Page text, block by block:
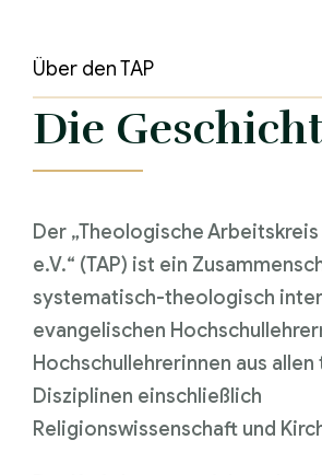
Über den TAP
Die
Der „Theologische
e.V.“ (TAP) ist ein
systematisch-theologisch
evangelischen
Hochschullehrerinnen aus
Disziplinen einschließlich
Religionswissenschaft und